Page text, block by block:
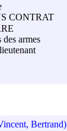
CONTRAT
armes
Bertrand)